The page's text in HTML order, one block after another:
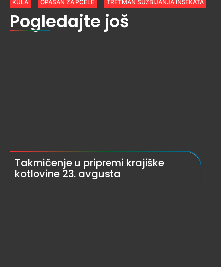
KULA OPASAN ZA PČELE TRETMAN SUZBIJANJA INSEKATA
Pogledajte još
Takmičenje u pripremi krajiške
kotlovine 23. avgusta